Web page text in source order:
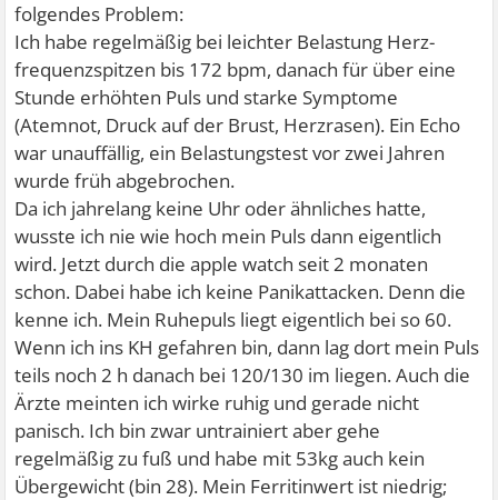
folgendes Problem:
Ich habe regelmäßig bei leichter Belastung Herz-
frequenzspitzen bis 172 bpm, danach für über eine
Stunde erhöhten Puls und starke Symptome
(Atemnot, Druck auf der Brust, Herzrasen). Ein Echo
war unauffällig, ein Belastungstest vor zwei Jahren
wurde früh abgebrochen.
Da ich jahrelang keine Uhr oder ähnliches hatte,
wusste ich nie wie hoch mein Puls dann eigentlich
wird. Jetzt durch die apple watch seit 2 monaten
schon. Dabei habe ich keine Panikattacken. Denn die
kenne ich. Mein Ruhepuls liegt eigentlich bei so 60.
Wenn ich ins KH gefahren bin, dann lag dort mein Puls
teils noch 2 h danach bei 120/130 im liegen. Auch die
Ärzte meinten ich wirke ruhig und gerade nicht
panisch. Ich bin zwar untrainiert aber gehe
regelmäßig zu fuß und habe mit 53kg auch kein
Übergewicht (bin 28). Mein Ferritinwert ist niedrig;